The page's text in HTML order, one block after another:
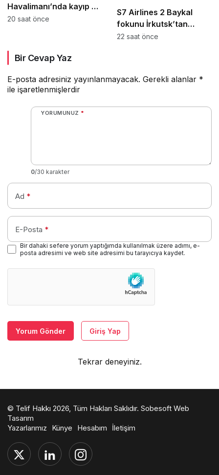
Havalimanı’nda kayıp ve
buluntu altın gümüş ve
20 saat önce
S7 Airlines 2 Baykal
fokunu İrkutsk’tan
Moskova’ya taşıdı
22 saat önce
Bir Cevap Yaz
E-posta adresiniz yayınlanmayacak. Gerekli alanlar *
ile işaretlenmişlerdir
YORUMUNUZ *
0/30 karakter
Ad *
E-Posta *
Bir dahaki sefere yorum yaptığımda kullanılmak üzere adımı, e-
posta adresimi ve web site adresimi bu tarayıcıya kaydet.
Yorum Gönder Giriş Yap
Tekrar deneyiniz.
© Telif Hakkı 2026, Tüm Hakları Saklıdır. Sobesoft Web
Tasarım
Yazarlarımız
Künye Hesabım İletişim